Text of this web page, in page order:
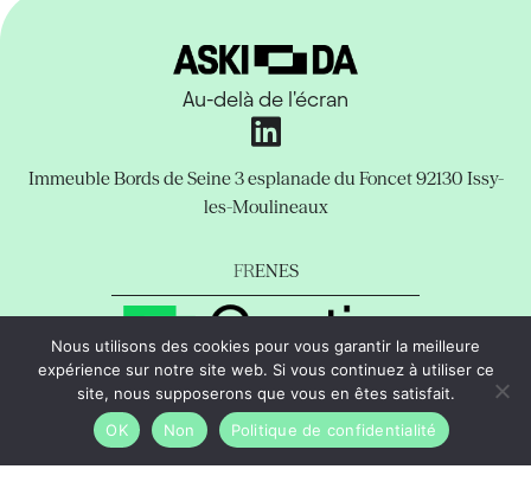
Au-delà de l'écran
Immeuble Bords de Seine3 esplanade du Foncet92130 Issy-
les-Moulineaux
FRENES
Mentions LégalesPolitique de confidentialitéSupport
copyright © Aski-da Tous droits réservés.
Nous utilisons des cookies pour vous garantir la meilleure
expérience sur notre site web. Si vous continuez à utiliser ce
site, nous supposerons que vous en êtes satisfait.
OK
Non Politique de confidentialité